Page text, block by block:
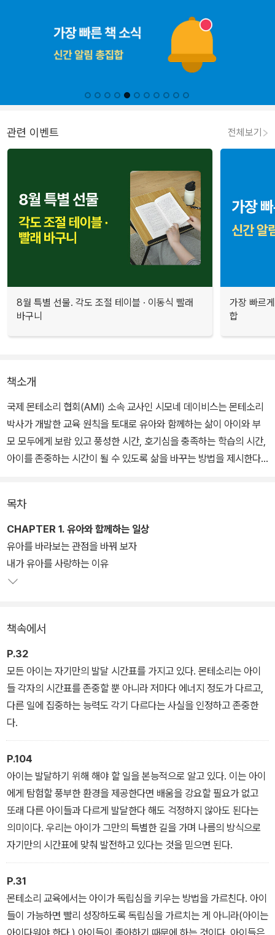
관련 이벤트 전체보기
8월 특별 선물. 각도 조절 테이블 · 이동식 빨래
바구니
가장 빠르
합
책소개
국제 몬테소리 협회(AMI) 소속 교사인 시모네 데이비스는 몬테소리
박사가 개발한 교육 원칙을 토대로 유아와 함께하는 삶이 아이와 부
모 모두에게 보람 있고 풍성한 시간, 호기심을 충족하는 학습의 시간,
아이를 존중하는 시간이 될 수 있도록 삶을 바꾸는 방법을 제시한다.
목차
CHAPTER 1. 유아와 함께하는 일상
유아를 바라보는 관점을 바꿔 보자
내가 유아를 사랑하는 이유
책속에서
P.32
모든 아이는 자기만의 발달 시간표를 가지고 있다. 몬테소리는 아이
들 각자의 시간표를 존중할 뿐 아니라 저마다 에너지 정도가 다르고,
다른 일에 집중하는 능력도 각기 다르다는 사실을 인정하고 존중한
다.
P.104
아이는 발달하기 위해 해야 할 일을 본능적으로 알고 있다. 이는 아이
에게 탐험할 풍부한 환경을 제공한다면 배움을 강요할 필요가 없고
또래 다른 아이들과 다르게 발달한다 해도 걱정하지 않아도 된다는
의미이다. 우리는 아이가 그만의 특별한 길을 가며 나름의 방식으로
자기만의 시간표에 맞춰 발전하고 있다는 것을 믿으면 된다.
P.31
몬테소리 교육에서는 아이가 독립심을 키우는 방법을 가르친다. 아이
들이 가능하면 빨리 성장하도록 독립심을 가르치는 게 아니라(아이는